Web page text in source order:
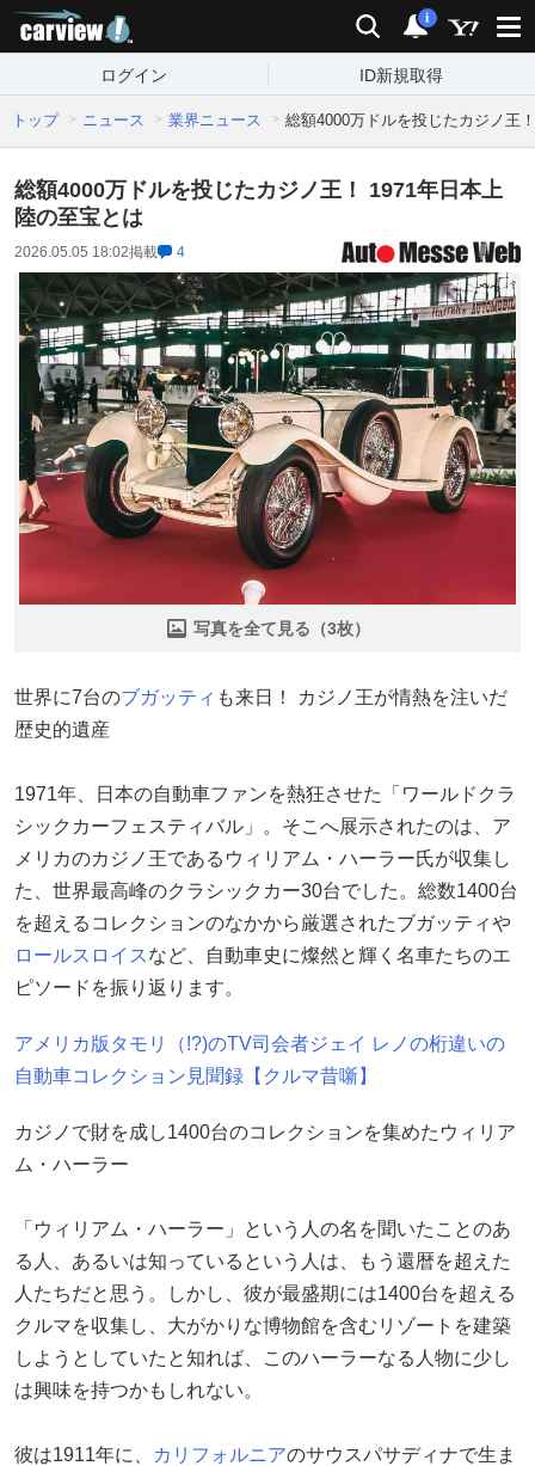
検索 通知
i
ログイン ID新規取得
トップ ニュース 業界ニュース 総額4000万ドルを投じたカジノ王
総額4000万ドルを投じたカジノ王！ 1971年日本上
陸の至宝とは
2026.05.05 18:02掲載 4
写真を全て見る（3枚）
世界に7台のブガッティ も来日！ カジノ王が情熱を注いだ
歴史的遺産
1971年、日本の自動車ファンを熱狂させた「ワールドクラ
シックカーフェスティバル」。そこへ展示されたのは、ア
メリカのカジノ王であるウィリアム・ハーラー氏が収集し
た、世界最高峰のクラシックカー30台でした。総数1400台
を超えるコレクションのなかから厳選されたブガッティや
ロールスロイス など、自動車史に燦然と輝く名車たちのエ
ピソードを振り返ります。
アメリカ版タモリ（!?)のTV司会者ジェイ レノの桁違いの
自動車コレクション見聞録【クルマ昔噺】
カジノで財を成し1400台のコレクションを集めたウィリア
ム・ハーラー
「ウィリアム・ハーラー」という人の名を聞いたことのあ
る人、あるいは知っているという人は、もう還暦を超えた
人たちだと思う。しかし、彼が最盛期には1400台を超える
クルマを収集し、大がかりな博物館を含むリゾートを建築
しようとしていたと知れば、このハーラーなる人物に少し
は興味を持つかもしれない。
彼は1911年に、 カリフォルニアのサウスパサディナで生ま